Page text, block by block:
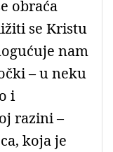
obraća
se Kristu
nam
– u neku
i
razini –
koja je